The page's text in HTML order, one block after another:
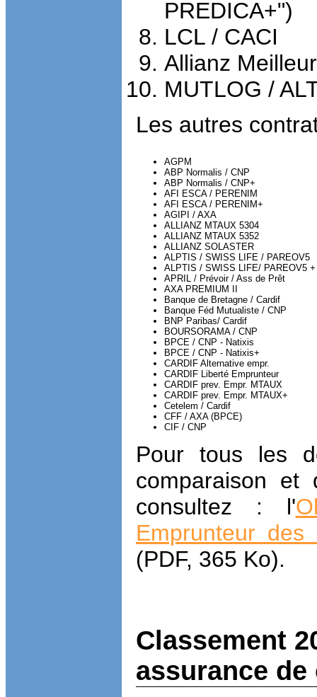
PREDICA+")
LCL / CACI
Allianz
MUTLOG /
Les autres
AGPM
ABP Normalis / CNP
ABP Normalis / CNP+
AFI ESCA / PERENIM
AFI ESCA / PERENIM+
AGIPI / AXA
ALLIANZ MTAUX 5304
ALLIANZ MTAUX 5352
ALLIANZ SOLASTER
ALPTIS / SWISS LIFE / PAREOV5
ALPTIS / SWISS LIFE/ PAREOV5 +
APRIL / Prévoir / Ass de Prêt
AXA PREMIUM II
Banque de Bretagne / Cardif
Banque Féd Mutualiste / CNP
BNP Paribas/ Cardif
BOURSORAMA / CNP
BPCE / CNP - Natixis
BPCE / CNP - Natixis+
CARDIF Alternative empr.
CARDIF Liberté Emprunteur
CARDIF prev. Empr. MTAUX
CARDIF prev. Empr. MTAUX+
Cetelem / Cardif
CFF / AXA (BPCE)
CIF / CNP
Pour tous les
comparaison et
consultez : l'
Emprunteur
(PDF, 365 Ko).
Classement
assurance